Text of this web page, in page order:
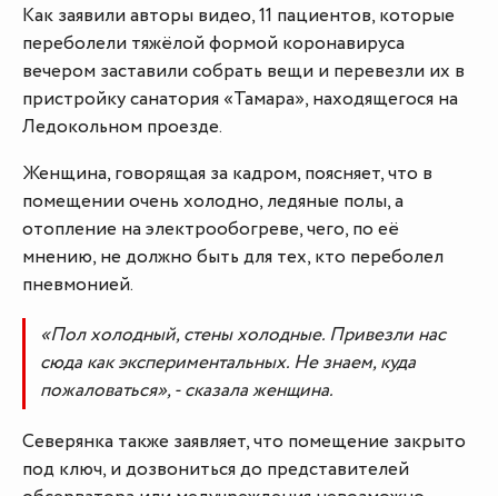
Как заявили авторы видео, 11 пациентов, которые
переболели тяжёлой формой коронавируса
вечером заставили собрать вещи и перевезли их в
пристройку санатория «Тамара», находящегося на
Ледокольном проезде.
Женщина, говорящая за кадром, поясняет, что в
помещении очень холодно, ледяные полы, а
отопление на электрообогреве, чего, по её
мнению, не должно быть для тех, кто переболел
пневмонией.
«Пол холодный, стены холодные. Привезли нас
сюда как экспериментальных. Не знаем, куда
пожаловаться», - сказала женщина.
Северянка также заявляет, что помещение закрыто
под ключ, и дозвониться до представителей